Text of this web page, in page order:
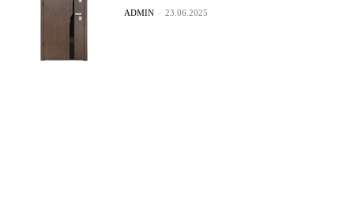
ADMIN - 23.06.2025